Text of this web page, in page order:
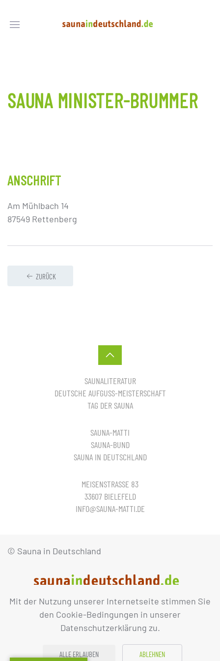
Mit der Nutzung unserer Internetseite stimmen Sie
den Cookie-Bedingungen in unserer
Datenschutzerklärung zu.
ALLE ERLAUBEN ABLEHNEN
SAUNA MINISTER-BRUMMER
ANSCHRIFT
Am Mühlbach 14
87549 Rettenberg
ZURÜCK
SAUNALITERATUR
DEUTSCHE AUFGUSS-MEISTERSCHAFT
TAG DER SAUNA
SAUNA-MATTI
SAUNA-BUND
SAUNA IN DEUTSCHLAND
MEISENSTRASSE 83
33607 BIELEFELD
INFO@SAUNA-MATTI.DE
© Sauna in Deutschland
IMPRESSUM DATENSCHUTZ